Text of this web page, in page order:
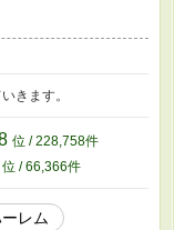
きます。
位 / 228,758件
位 / 66,366件
レム